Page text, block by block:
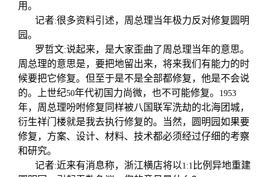
用。
记者:很多资料引述，周总理当年极力反对修复圆明
园。
罗哲文:说起来，是大家歪曲了周总理当年的意思。
周总理的意思是，要把地留出来，将来我们有能力的时
候要把它修复。但至于是不是全部都修复，他是不会说
的。上世纪50年代初国力尚微，也不可能修复。 1953
年，周总理吩咐修复同样被八国联军洗劫的北海团城，
衍生祥门楼就是我去执行修复的。当然，圆明园如果要
修复，方案、设计、材料、技术都必须经过仔细的考察
和研究。
记者:近来有消息称，浙江横店将以1:1 比例异地重建